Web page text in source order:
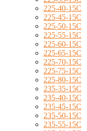
225-40-15C
225-45-15C
225-50-15C
225-55-15C
225-60-15C
225-65-15C
225-70-15C
225-75-15C
225-80-15C
235-35-15C
235-40-15C
235-45-15C
235-50-15C
235-55-15C